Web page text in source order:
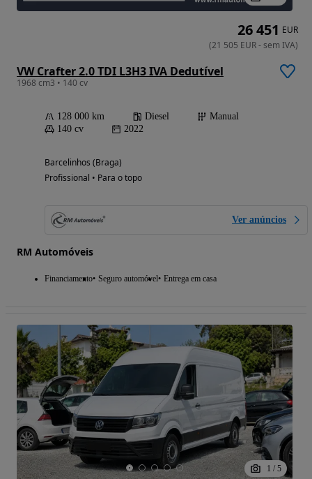
VW Crafter 2.0 TDI L3H3 IVA Dedutível
1968 cm3 • 140 cv
128 000 km Diesel
Manual
140 cv
2022
Barcelinhos (Braga)
Profissional • Para o topo
Ver anúncios
RM Automóveis
Financiamento Seguro automóvel Entrega em casa
26 451 EUR
(21 505 EUR-sem IVA)
1 / 5